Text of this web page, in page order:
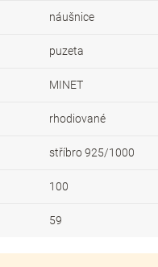
náušnice
puzeta
MINET
rhodiované
stříbro 925/1000
100
59